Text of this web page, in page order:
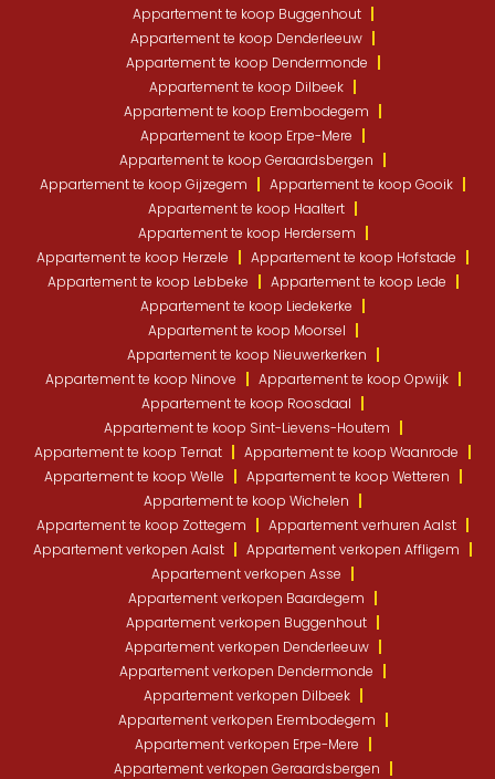
Appartement te koop Buggenhout
Appartement te koop Denderleeuw
Appartement te koop Dendermonde
Appartement te koop Dilbeek
Appartement te koop Erembodegem
Appartement te koop Erpe-Mere
Appartement te koop Geraardsbergen
Appartement te koop Gijzegem
Appartement te koop Gooik
Appartement te koop Haaltert
Appartement te koop Herdersem
Appartement te koop Herzele
Appartement te koop Hofstade
Appartement te koop Lebbeke
Appartement te koop Lede
Appartement te koop Liedekerke
Appartement te koop Moorsel
Appartement te koop Nieuwerkerken
Appartement te koop Ninove
Appartement te koop Opwijk
Appartement te koop Roosdaal
Appartement te koop Sint-Lievens-Houtem
Appartement te koop Ternat
Appartement te koop Waanrode
Appartement te koop Welle
Appartement te koop Wetteren
Appartement te koop Wichelen
Appartement te koop Zottegem
Appartement verhuren Aalst
Appartement verkopen Aalst
Appartement verkopen Affligem
Appartement verkopen Asse
Appartement verkopen Baardegem
Appartement verkopen Buggenhout
Appartement verkopen Denderleeuw
Appartement verkopen Dendermonde
Appartement verkopen Dilbeek
Appartement verkopen Erembodegem
Appartement verkopen Erpe-Mere
Appartement verkopen Geraardsbergen